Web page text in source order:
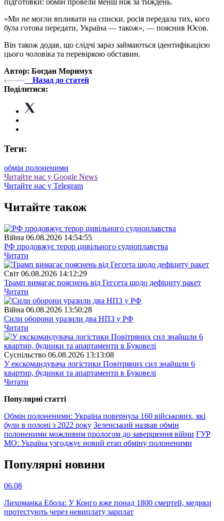
«Ми не могли впливати на списки. росія передала тих, кого
була готова передати, Україна — також», — пояснив Юсов.
Він також додав, що слідчі зараз займаються ідентифікацією
цього чоловіка та перевіркою обставин.
Автор: Богдан Моримух
Назад до статей
Поділитися:
Теги:
обмін полоненими
Читайте нас у Google News
Читайте нас у Telegram
Читайте також
Війна 06.08.2026 14:54:55
РФ продовжує терор цивільного судноплавства
Читати
Свiт 06.08.2026 14:12:29
Трамп вимагає пояснень від Гегсета щодо дефіциту ракет
Читати
Війна 06.08.2026 13:50:28
Сили оборони уразили два НПЗ у РФ
Читати
Суспiльство 06.08.2026 13:13:08
У екскомандувача логістики Повітряних сил знайшли 6
квартир, будинки та апартаменти в Буковелі
Читати
Популярнi статтi
Обмін полоненими: Україна повернула 160 військових, які
були в полоні з 2022 року Зеленський назвав обмін
полоненими можливим прологом до завершення війни ГУР
МО: Україна узгоджує новий етап обміну полоненими
Популярнi новини
06.08
Лихоманка Ебола: У Конго вже понад 1800 смертей, медики
протестують через невиплату зарплат